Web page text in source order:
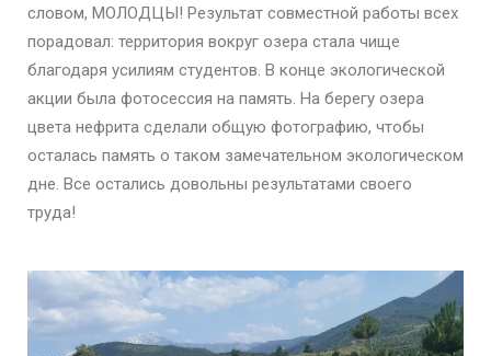
словом, МОЛОДЦЫ! Результат совместной работы всех
порадовал: территория вокруг озера стала чище
благодаря усилиям студентов. В конце экологической
акции была фотосессия на память. На берегу озера
цвета нефрита сделали общую фотографию, чтобы
осталась память о таком замечательном экологическом
дне. Все остались довольны результатами своего
труда!